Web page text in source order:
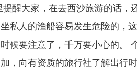
醒大家，在去西沙旅游的话，
私人的渔船容易发生危险的，
候要注意了，千万要小心的。
，向有资质的旅行社了解出行